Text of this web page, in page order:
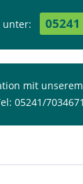
unter:
mit
05241/